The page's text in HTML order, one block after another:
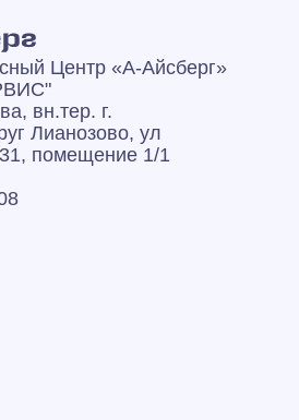
Центр «А‑Айсберг»
вн.тер. г.
Лианозово, ул
помещение 1/1